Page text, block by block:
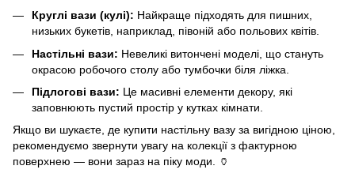
Круглі вази (кулі): Найкраще підходять для пишних,
низьких букетів, наприклад, півоній або польових квітів.
Настільні вази: Невеликі витончені моделі, що стануть
окрасою робочого столу або тумбочки біля ліжка.
Підлогові вази: Це масивні елементи декору, які
заповнюють пустий простір у кутках кімнати.
Якщо ви шукаєте, де купити настільну вазу за вигідною ціною,
рекомендуємо звернути увагу на колекції з фактурною
поверхнею — вони зараз на піку моди. 🏺